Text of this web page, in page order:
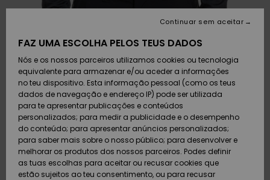
Calçado e
chinelos
Surfe/água
Snow
MENINO
Calçado e
chinelos
Surfe/água
Neve
MULHER
chegados
Highlights
Snow
SURF
Crianças
Highlights
Community
SNOW
Artigos
Criança
Snow Shop
Feminino
Highlights
DUPLA
PROMO
Criança
Outlet
Mulher
Devoluções
Pagamento
Cartão
presente
Quiksilver
Freedom
FAZ UMA ESCOLHA PELOS TEUS DADOS
Nós e os nossos parceiros utilizamos cookies ou tecnologia
equivalente para armazenar e/ou aceder a informações
no teu dispositivo. Esta informação pessoal (como os teus
dados de navegação e endereço IP) pode ser utilizada
para te apresentar publicações e conteúdos
personalizados; para medir a publicidade e o desempenho
do conteúdo; para apresentar anúncios personalizados;
para saber mais sobre o nosso público; para desenvolver e
melhorar os produtos dos nossos parceiros. Podes definir
as tuas escolhas para aceitar ou recusar cookies que
estão sujeitos ao teu consentimento, ou para recusar
Continuar sem aceitar